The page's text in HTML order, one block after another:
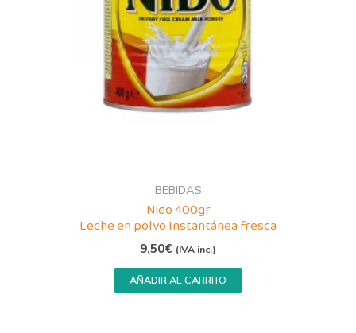
BEBIDAS
Nido 400gr
Leche en polvo Instantánea fresca
9,50€ (IVA inc.)
AÑADIR AL CARRITO